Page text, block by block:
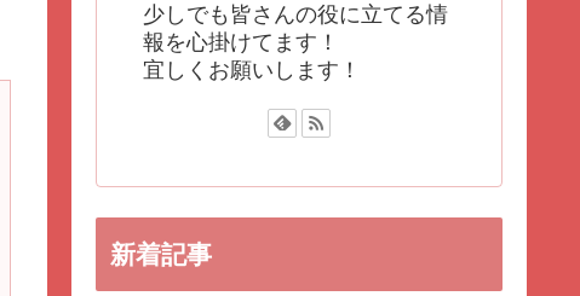
少しでも皆さんの役に立てる情
報を心掛けてます！
宜しくお願いします！
新着記事